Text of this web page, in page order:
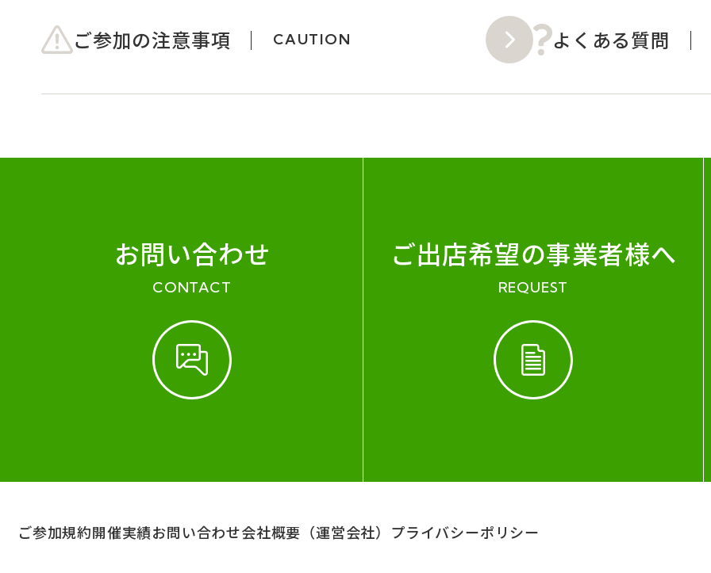
ご参加の注意事項 CAUTION よくある質問
お問い合わせ
CONTACT
ご出店希望の事業者様へ
REQUEST
ご参加規約開催実績お問い合わせ会社概要（運営会社） プライバシーポリシー